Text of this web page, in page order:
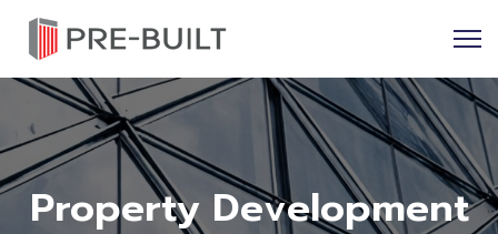
Property Development